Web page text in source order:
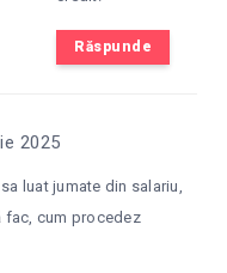
Răspunde
2025
luat jumate din salariu,
fac, cum procedez